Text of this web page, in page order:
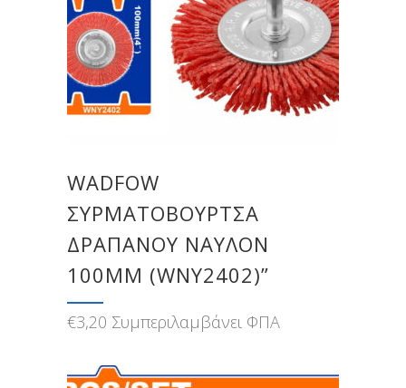
WADFOW
ΣΥΡΜΑΤΟΒΟΥΡΤΣΑ
ΔΡΑΠΑΝΟΥ ΝΑΥΛΟΝ
100MM (WNY2402)”
€3,20 Συμπεριλαμβάνει ΦΠΑ